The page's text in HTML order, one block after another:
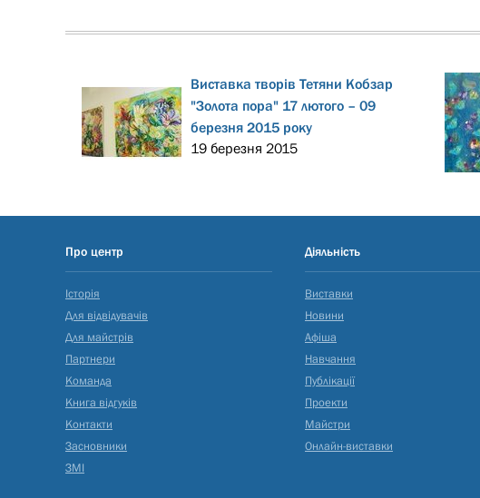
Виставка творів Тетяни Кобзар
"Золота пора" 17 лютого – 09
березня 2015 року
19 березня 2015
Про центр
Історія
Для відвідувачів
Для майстрів
Партнери
Команда
Книга відгуків
Контакти
Засновники
ЗМІ
Діяльність
Виставки
Новини
Афіша
Навчання
Публікації
Проекти
Майстри
Онлайн-виставки